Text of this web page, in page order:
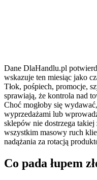
Dane DlaHandlu.pl
wskazuje ten miesiąc jako
Tłok, pośpiech, promocje,
sprawiają, że kontrola nad
Choć mogłoby się
wyprzedażami lub
sklepów nie dostrzega takiej
wszystkim masowy ruch
nadążania za rotacją
Co pada łupem